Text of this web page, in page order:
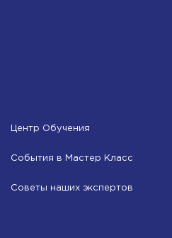
Центр Обучения
События в Мастер Класс
Советы наших экспертов